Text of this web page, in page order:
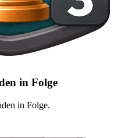
in Folge
in Folge.